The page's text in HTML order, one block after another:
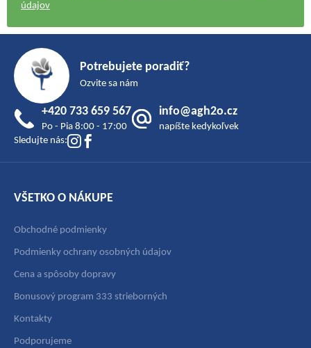
údajov
Potrebujete poradiť?
Ozvite sa nám
+420 733 659 567
Po - Pia 8:00 - 17:00
info@agh2o.cz
napíšte kedykoľvek
Sledujte nás:
VŠETKO O NÁKUPE
Obchodné podmienky
Podmienky ochrany osobných údajov
Cena a spôsoby dopravy
Bonusový program 333 strieborných
Kontakty
Podporujeme